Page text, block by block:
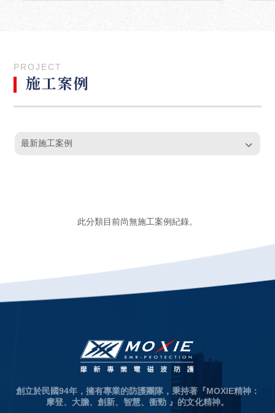
PROJECT
施工案例
最新施工案例
此分類目前尚無施工案例紀錄。
創立於民國94年，擁有專業的防護團隊，秉持著『MOXIE精神：
摩登、大膽、創新、智慧、衝勁 』的文化精神。